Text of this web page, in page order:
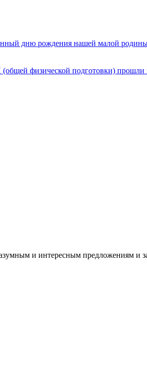
дню рождения нашей малой
физической подготовки)
и интересным предложениям и